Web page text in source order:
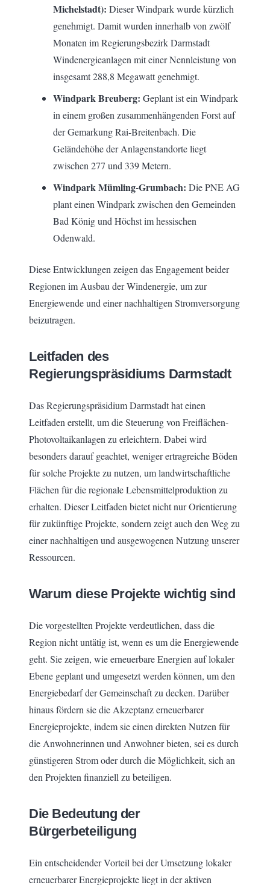
Michelstadt): Dieser Windpark wurde kürzlich
genehmigt. Damit wurden innerhalb von zwölf
Monaten im Regierungsbezirk Darmstadt
Windenergieanlagen mit einer Nennleistung von
insgesamt 288,8 Megawatt genehmigt.
Windpark Breuberg: Geplant ist ein Windpark
in einem großen zusammenhängenden Forst auf
der Gemarkung Rai-Breitenbach. Die
Geländehöhe der Anlagenstandorte liegt
zwischen 277 und 339 Metern.
Windpark Mümling-Grumbach: Die PNE AG
plant einen Windpark zwischen den Gemeinden
Bad König und Höchst im hessischen
Odenwald.
Diese Entwicklungen zeigen das Engagement beider
Regionen im Ausbau der Windenergie, um zur
Energiewende und einer nachhaltigen Stromversorgung
beizutragen.
Leitfaden des
Regierungspräsidiums Darmstadt
Das Regierungspräsidium Darmstadt hat einen
Leitfaden erstellt, um die Steuerung von Freiflächen-
Photovoltaikanlagen zu erleichtern. Dabei wird
besonders darauf geachtet, weniger ertragreiche Böden
für solche Projekte zu nutzen, um landwirtschaftliche
Flächen für die regionale Lebensmittelproduktion zu
erhalten. Dieser Leitfaden bietet nicht nur Orientierung
für zukünftige Projekte, sondern zeigt auch den Weg zu
einer nachhaltigen und ausgewogenen Nutzung unserer
Ressourcen.
Warum diese Projekte wichtig sind
Die vorgestellten Projekte verdeutlichen, dass die
Region nicht untätig ist, wenn es um die Energiewende
geht. Sie zeigen, wie erneuerbare Energien auf lokaler
Ebene geplant und umgesetzt werden können, um den
Energiebedarf der Gemeinschaft zu decken. Darüber
hinaus fördern sie die Akzeptanz erneuerbarer
Energieprojekte, indem sie einen direkten Nutzen für
die Anwohnerinnen und Anwohner bieten, sei es durch
günstigeren Strom oder durch die Möglichkeit, sich an
den Projekten finanziell zu beteiligen.
Die Bedeutung der
Bürgerbeteiligung
Ein entscheidender Vorteil bei der Umsetzung lokaler
erneuerbarer Energieprojekte liegt in der aktiven